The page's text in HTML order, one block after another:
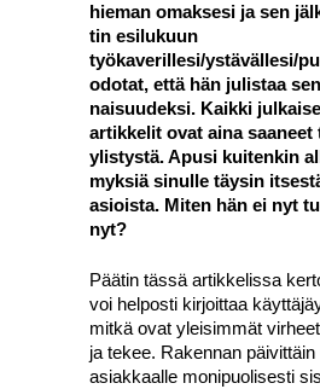
hie­man omak­se­si ja sen
tin esi­lu­kuun
työkaverillesi/ystävällesi/
odo­tat, että hän julis­taa
nai­suu­dek­si. Kaik­ki
artik­ke­lit ovat aina
ylis­tys­tä. Apusi kui­ten­kin
myk­siä sinul­le täy­sin
asiois­ta. Miten hän ei nyt
nyt?
Pää­tin täs­sä artik­ke­lis­sa
voi hel­pos­ti kir­joit­taa
mit­kä ovat ylei­sim­mät
ja tekee. Raken­nan
asiak­kaal­le moni­puo­li­ses­ti